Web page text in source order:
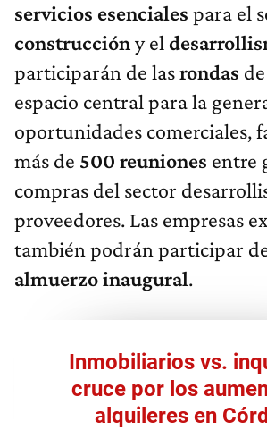
servicios esenciales para el
construccióny el
participarán de lasrondas de
espacio central para la
oportunidades comerciales,
más de 500 reuniones entre
compras del sector
proveedores. Las empresas
también podrán participar
almuerzoinaugural.
Inmobiliarios vs.
cruce por los
alquileres en